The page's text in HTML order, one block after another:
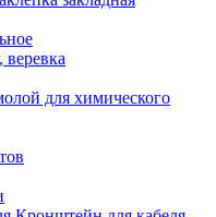
веревка
для химического